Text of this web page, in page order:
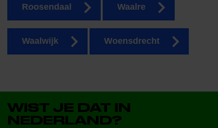
Roosendaal Waalre
Waalwijk Woensdrecht
WIST JE DAT IN
NEDERLAND?